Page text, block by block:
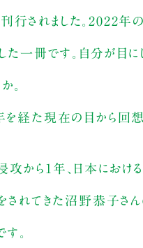
されました。2022年の
一冊です。自分が目に
。
を経た現在の目から回想
攻から1年、日本におけ
されてきた沼野恭子さ
。